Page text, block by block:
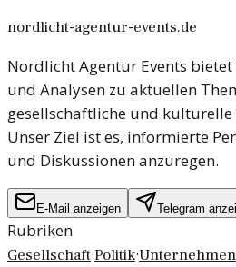
nordlicht-agentur-events.de
Nordlicht Agentur Events
und Analysen zu aktuellen
gesellschaftliche und kulturelle
Unser Ziel ist es, informierte
und Diskussionen anzuregen.
E-Mail anzeigen Telegram
Rubriken
Gesellschaft·Politik·Unternehmen